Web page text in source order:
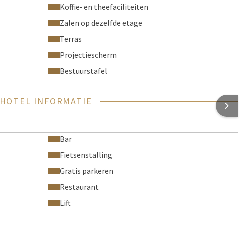
Koffie‑ en theefaciliteiten
Zalen op dezelfde etage
Terras
Projectiescherm
Bestuurstafel
HOTEL INFORMATIE
Bar
Fietsenstalling
Gratis parkeren
Restaurant
Lift